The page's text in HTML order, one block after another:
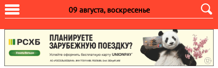
09 августа, воскресенье